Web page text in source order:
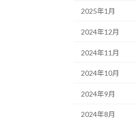
2025年1月
2024年12月
2024年11月
2024年10月
2024年9月
2024年8月